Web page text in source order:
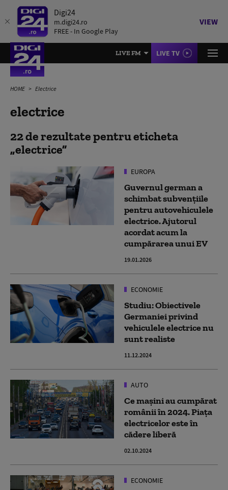
Digi24
m.digi24.ro
FREE - In Google Play
VIEW
LIVE FM LIVE TV
HOME Electrice
electrice
22 de rezultate pentru eticheta
electrice
EUROPA
Guvernul german a
schimbat subvențiile
pentru autovehiculele
electrice. Ajutorul
acordat acum la
cumpărarea unui EV
19.01.2026
ECONOMIE
Studiu: Obiectivele
Germaniei privind
vehiculele electrice nu
sunt realiste
11.12.2024
AUTO
Ce mașini au cumpărat
românii în 2024. Piața
electricelor este în
cădere liberă
02.10.2024
ECONOMIE